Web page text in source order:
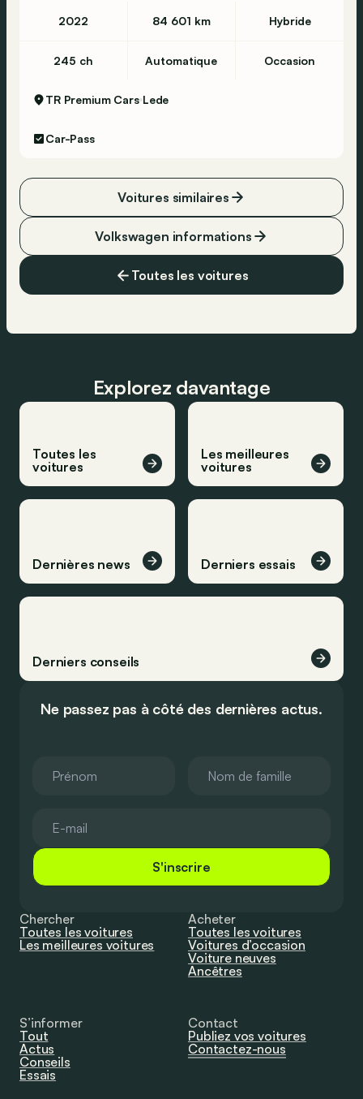
2022 84 601 km Hybride
245 ch Automatique Occasion
TR Premium Cars Lede
Car-Pass
Toutes les voitures
Volkswagen informations
Voitures similaires
Explorez davantage
Toutes les
voitures
Les meilleures
voitures
Dernières news Derniers essais
Derniers conseils
Ne passez pas à côté des dernières actus.
S'inscrire
Chercher
Toutes les voitures
Les meilleures voitures
Acheter
Toutes les voitures
Voitures d’occasion
Voiture neuves
Ancêtres
S’informer
Tout
Actus
Conseils
Essais
Contact
Publiez vos voitures
Contactez-nous